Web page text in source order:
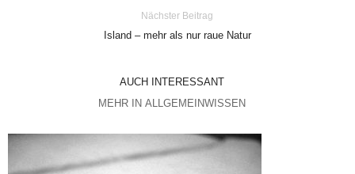
Nächster Beitrag
Island – mehr als nur raue Natur
AUCH INTERESSANT
MEHR IN ALLGEMEINWISSEN